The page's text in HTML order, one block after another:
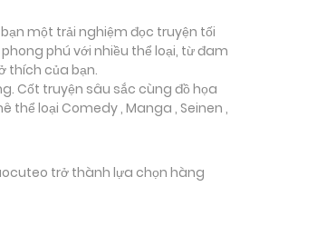
một trải nghiệm đọc truyện tối
phú với nhiều thể loại, từ đam
thích của bạn.
Cốt truyện sâu sắc cùng đồ họa
thể loại Comedy , Manga , Seinen ,
trở thành lựa chọn hàng